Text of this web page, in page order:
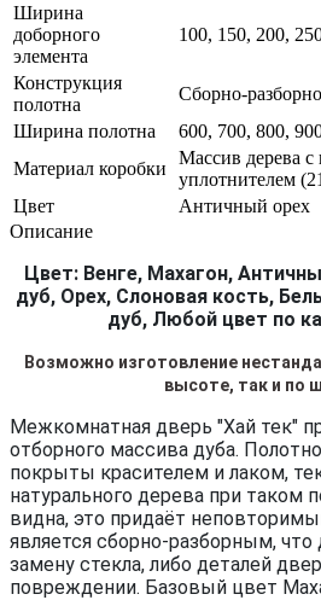
Ширина
доборного
элемента
100, 150, 200,
Конструкция
полотна
Сборно-
Ширина полотна
600, 700, 800,
Материал коробки
Массив дерева
уплотнителем
Цвет
Античный орех
Описание
Цвет: Венге, Махагон,
дуб, Орех, Слоновая кость,
дуб, Любой цвет по
Возможно изготовление
высоте, так и по
Межкомнатная дверь "Хай тек"
отборного массива дуба.
покрыты красителем и лаком,
натурального дерева при таком
видна, это придаёт
является сборно-разборным,
замену стекла, либо деталей
повреждении. Базовый цвет